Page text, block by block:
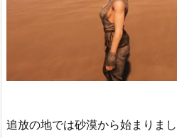
追放の地では砂漠から始まりま